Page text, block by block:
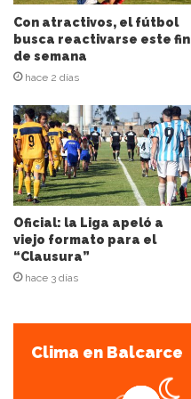
i
ó
n
d
c
o
r
r
e
o
e
l
e
c
n
Con atractivos, el fútbol
busca reactivarse este fin
de semana
hace 2 días
Oficial: la Liga apeló a
viejo formato para el
“Clausura”
hace 3 días
Clima en Balcarce